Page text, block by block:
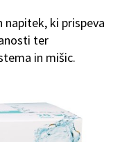
napitek, ki prispeva
ter
in mišic.